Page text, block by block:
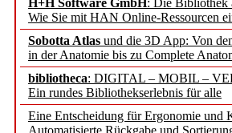
H+H Software GmbH: Die Bibliothek
Wie Sie mit HAN Online-Ressourcen
Sobotta Atlas und die 3D App: Von
in der Anatomie bis zu Complete
bibliotheca: DIGITAL – MOBIL –
Ein rundes Bibliothekserlebnis für alle
Eine Entscheidung für Ergonomie und
Automatisierte Rückgabe und
Francke
EBSCO